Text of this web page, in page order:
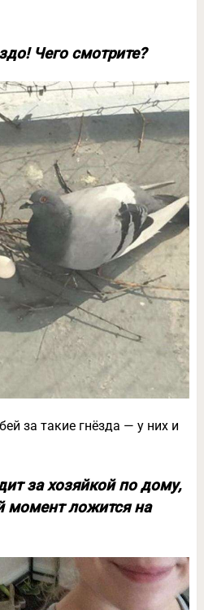
Чего смотрите?
за такие гнёзда — у них и
за хозяйкой по дому,
момент ложится на